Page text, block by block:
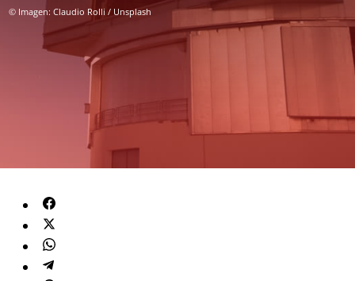
© Imagen: Claudio Rolli / Unsplash